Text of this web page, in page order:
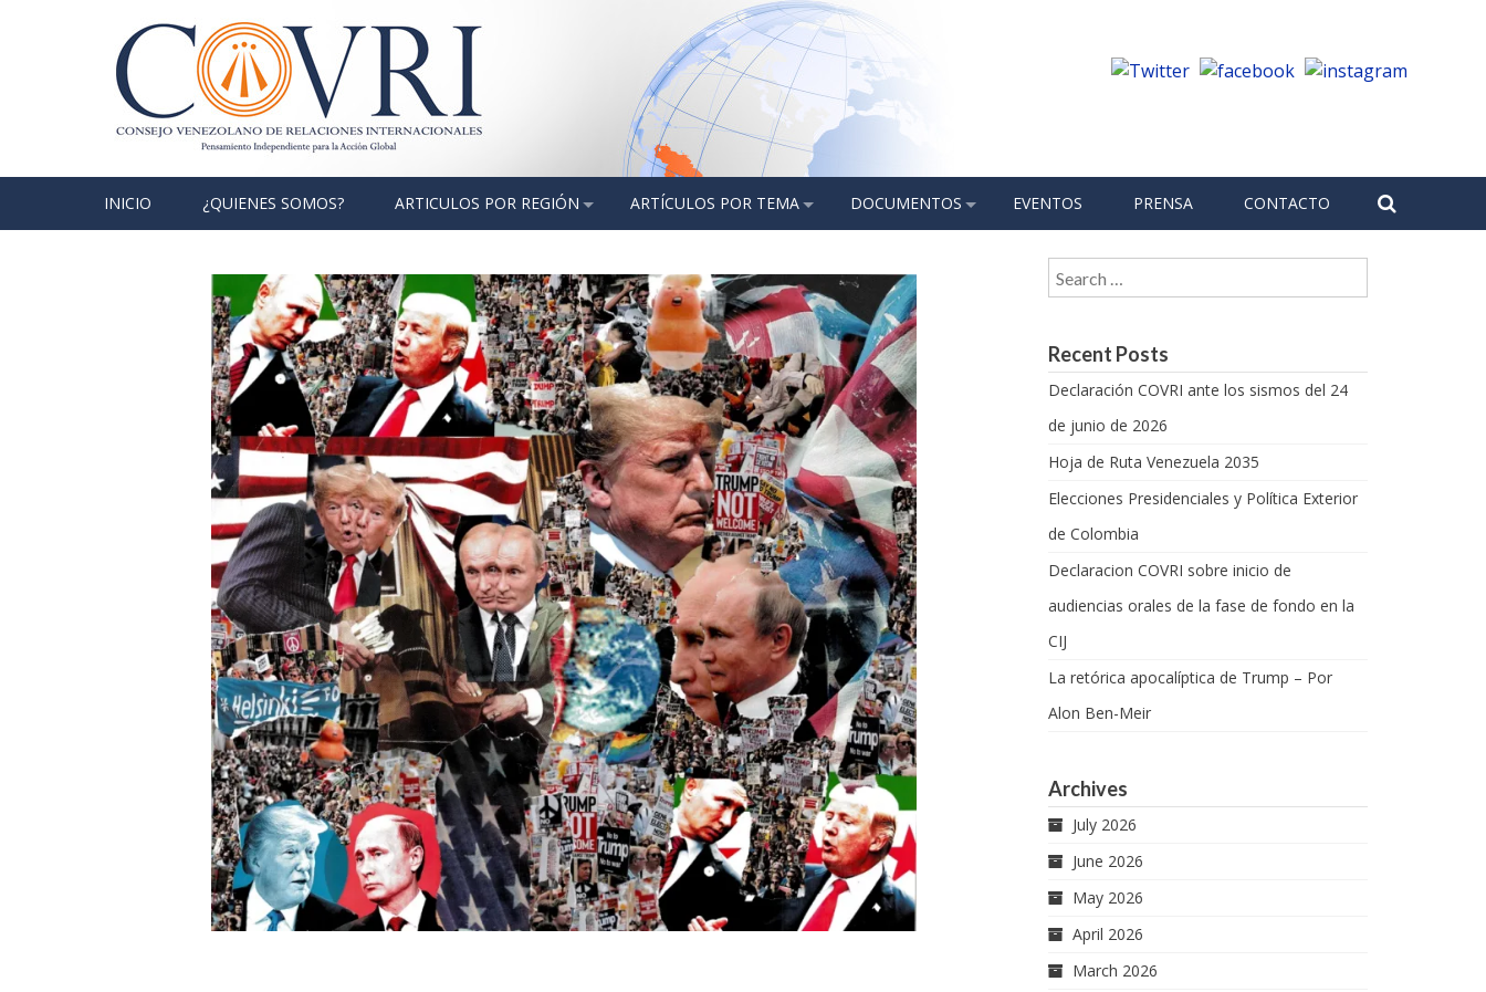
INICIO ¿QUIENES SOMOS? ARTICULOS POR REGIÓN ARTÍCULOS POR TEMA DOCUMENTOS EVENTOS PRENSA CONTACTO
Search for:
Recent Posts
Declaración COVRI ante los sismos del 24
de junio de 2026
Hoja de Ruta Venezuela 2035
Elecciones Presidenciales y Política Exterior
de Colombia
Declaracion COVRI sobre inicio de
audiencias orales de la fase de fondo en la
CIJ
La retórica apocalíptica de Trump – Por
Alon Ben-Meir
Archives
July 2026
June 2026
May 2026
April 2026
March 2026